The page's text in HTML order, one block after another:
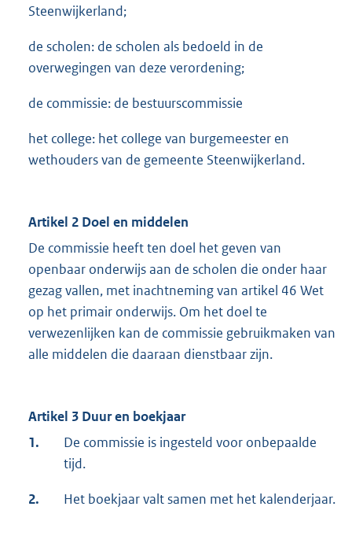
Steenwijkerland;
de scholen: de scholen als bedoeld in de
overwegingen van deze verordening;
de commissie: de bestuurscommissie
het college: het college van burgemeester en
wethouders van de gemeente Steenwijkerland.
Artikel 2 Doel en middelen
De commissie heeft ten doel het geven van
openbaar onderwijs aan de scholen die onder haar
gezag vallen, met inachtneming van artikel 46 Wet
op het primair onderwijs. Om het doel te
verwezenlijken kan de commissie gebruikmaken van
alle middelen die daaraan dienstbaar zijn.
Artikel 3 Duur en boekjaar
1.
De commissie is ingesteld voor onbepaalde
tijd.
2. Het boekjaar valt samen met het kalenderjaar.